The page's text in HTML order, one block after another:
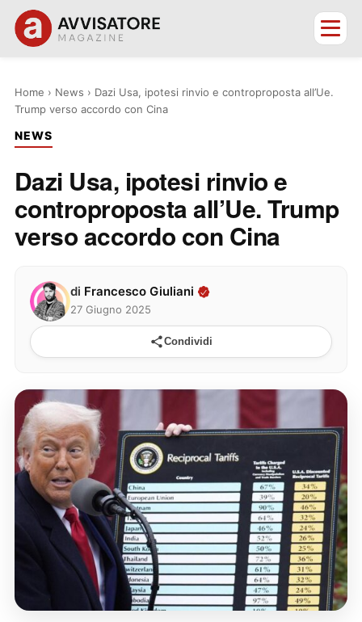
Home › News › Dazi Usa, ipotesi rinvio e controproposta all’Ue.
Trump verso accordo con Cina
NEWS
Dazi Usa, ipotesi rinvio e
controproposta all’Ue. Trump
verso accordo con Cina
di Francesco Giuliani
27 Giugno 2025
Condividi